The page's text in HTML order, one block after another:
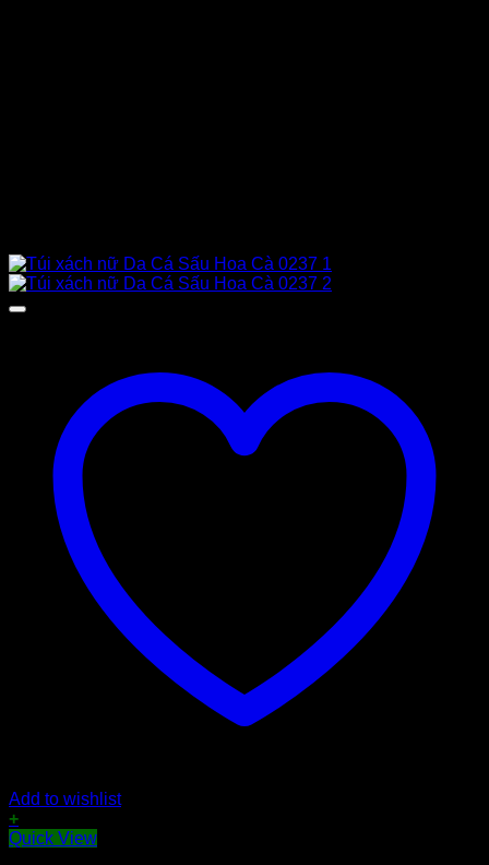
Add to wishlist
+
Quick View